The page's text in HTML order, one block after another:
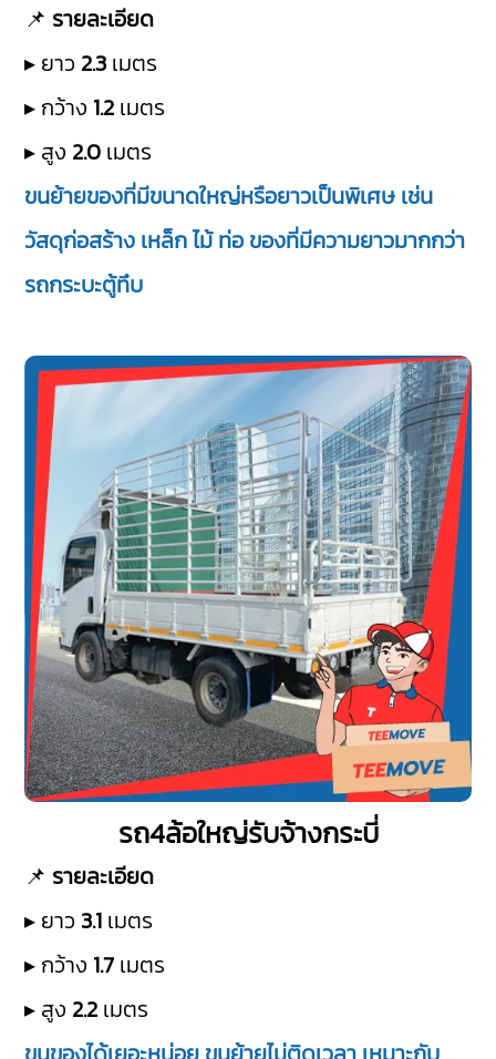
📌 รายละเอียด
▸ ยาว 2.3 เมตร
▸ กว้าง 1.2 เมตร
▸ สูง 2.0 เมตร
ขนย้ายของที่มีขนาดใหญ่หรือยาวเป็นพิเศษ เช่น
วัสดุก่อสร้าง เหล็ก ไม้ ท่อ ของที่มีความยาวมากกว่า
รถกระบะตู้ทึบ
รถ4ล้อใหญ่รับจ้างกระบี่
📌 รายละเอียด
▸ ยาว 3.1 เมตร
▸ กว้าง 1.7 เมตร
▸ สูง 2.2 เมตร